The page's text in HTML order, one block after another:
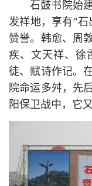
石鼓书院始
发祥地，享有“
赞誉。韩愈、周
疾、文天祥、徐
徒、赋诗作记。
院命运多舛，先
阳保卫战中，它